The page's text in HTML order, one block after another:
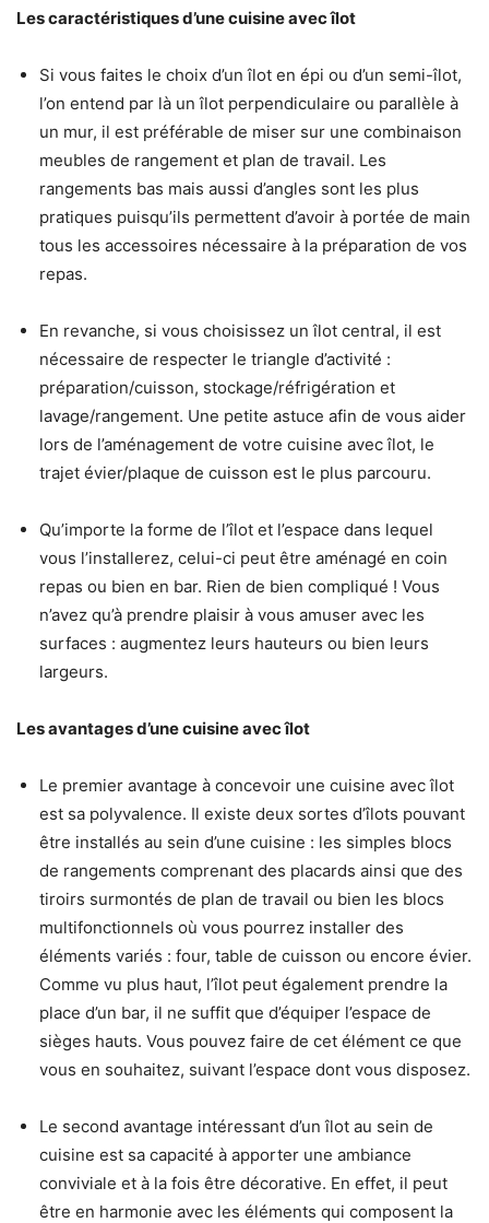
Les caractéristiques d’unecuisine avec îlot
Si vous faites le choix d’un îlot en épi ou d’un semi-îlot,
l’on entend par là un îlot perpendiculaire ou parallèle à
un mur, il est préférable de miser sur une combinaison
meubles de rangement et plan de travail. Les
rangements bas mais aussi d’angles sont les plus
pratiques puisqu’ils permettent d’avoir à portée de main
tous les accessoires nécessaire à la préparation de vos
repas.
En revanche, si vous choisissez un îlot central, il est
nécessaire de respecter le triangle d’activité :
préparation/cuisson, stockage/réfrigération et
lavage/rangement. Une petite astuce afin de vous aider
lors de l’aménagement de votre cuisine avec îlot, le
trajet évier/plaque de cuisson est le plus parcouru.
Qu’importe la forme de l’îlot et l’espace dans lequel
vous l’installerez, celui-ci peut être aménagé en coin
repas ou bien en bar. Rien de bien compliqué ! Vous
n’avez qu’à prendre plaisir à vous amuser avec les
surfaces : augmentez leurs hauteurs ou bien leurs
largeurs.
Les avantages d’unecuisine avec îlot
Le premier avantage à concevoir une cuisine avec îlot
est sa polyvalence. Il existe deux sortes d’îlots pouvant
être installés au sein d’une cuisine : les simples blocs
de rangements comprenant des placards ainsi que des
tiroirs surmontés de plan de travail ou bien les blocs
multifonctionnels où vous pourrez installer des
éléments variés : four, table de cuisson ou encore évier.
Comme vu plus haut, l’îlot peut également prendre la
place d’un bar, il ne suffit que d’équiper l’espace de
sièges hauts. Vous pouvez faire de cet élément ce que
vous en souhaitez, suivant l’espace dont vous disposez.
Le second avantage intéressant d’un îlot au sein de
cuisine est sa capacité à apporter une ambiance
conviviale et à la fois être décorative. En effet, il peut
être en harmonie avec les éléments qui composent la